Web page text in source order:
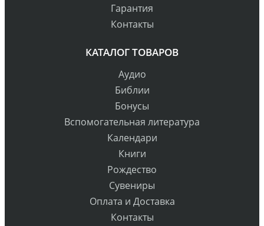
Гарантия
Контакты
КАТАЛОГ ТОВАРОВ
Аудио
Библии
Бонусы
Вспомогательная литература
Календари
Книги
Рождество
Сувениры
Оплата и Доставка
Контакты